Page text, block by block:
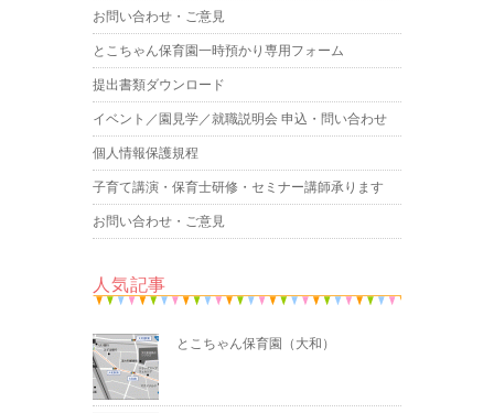
お問い合わせ・ご意見
とこちゃん保育園一時預かり専用フォーム
提出書類ダウンロード
イベント／園見学／就職説明会 申込・問い合わせ
個人情報保護規程
子育て講演・保育士研修・セミナー講師承ります
お問い合わせ・ご意見
人気記事
とこちゃん保育園（大和）